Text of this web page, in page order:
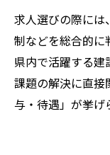
求人選びの際には
制などを総合的に
県内で活躍する
課題の解決に直接
与・待遇」が挙げ